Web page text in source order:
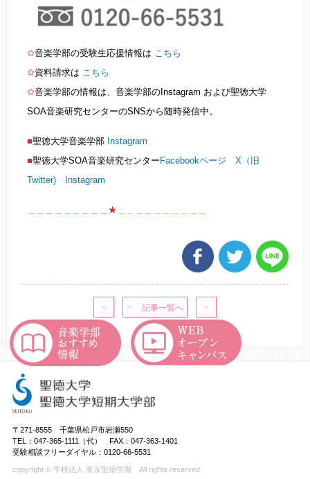
✿音楽学部の受験生応援情報は こちら
✿資料請求は こちら
✿音楽学部の情報は、音楽学部のInstagram および聖徳大学
SOA音楽研究センターのSNSから随時発信中。
■聖徳大学音楽学部 Instagram
■聖徳大学SOA音楽研究センターFacebookページ
X（旧
Twitter)
Instagram
★
〒271-8555 千葉県松戸市岩瀬550
TEL：047-365-1111（代） FAX：047-363-1401
受験相談フリーダイヤル：0120-66-5531
copyright © 学校法人 東京聖徳学園 All rights reserved.